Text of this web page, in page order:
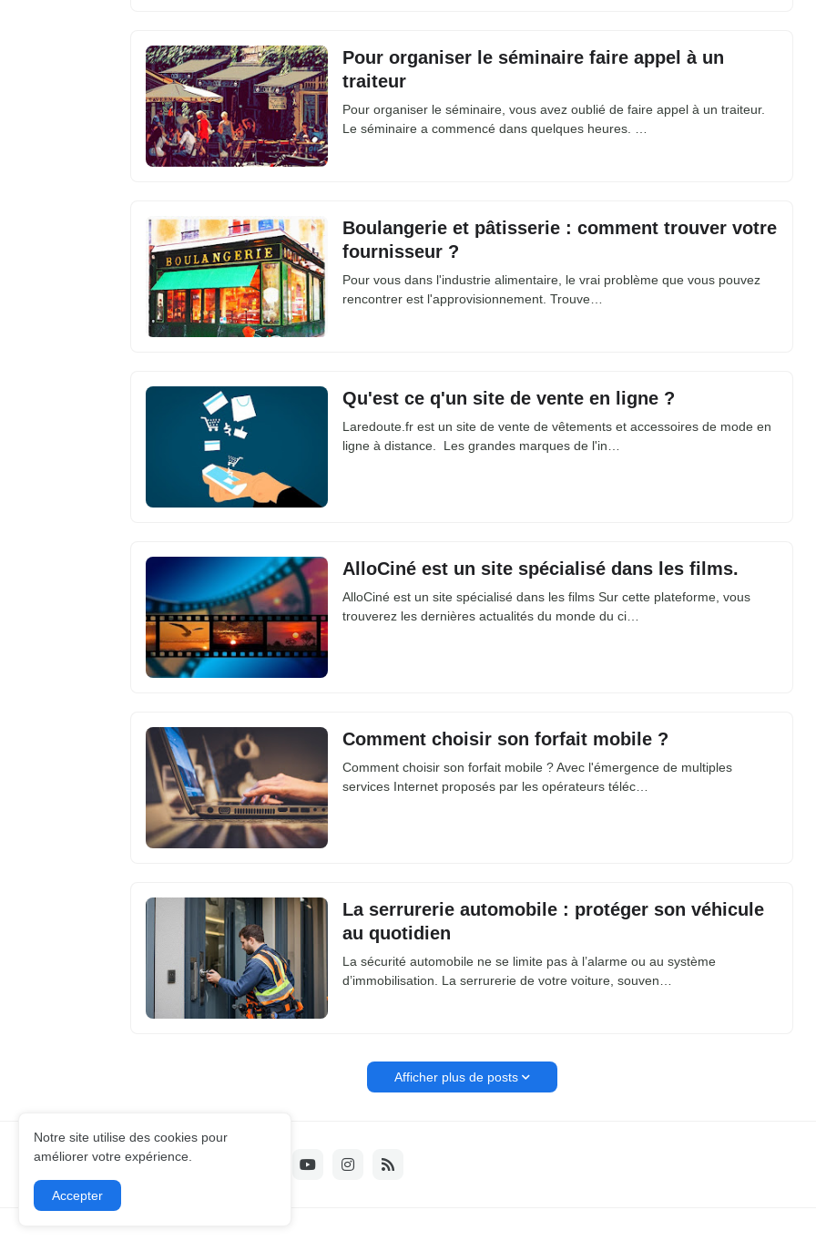
Pour organiser le séminaire faire appel à un
traiteur
Pour organiser le séminaire, vous avez oublié de faire appel à un traiteur.
Le séminaire a commencé dans quelques heures. …
Boulangerie et pâtisserie : comment trouver votre
fournisseur ?
Pour vous dans l'industrie alimentaire, le vrai problème que vous pouvez
rencontrer est l'approvisionnement. Trouve…
Qu'est ce q'un site de vente en ligne ?
Laredoute.fr est un site de vente de vêtements et accessoires de mode en
ligne à distance. Les grandes marques de l'in…
AlloCiné est un site spécialisé dans les films.
AlloCiné est un site spécialisé dans les films Sur cette plateforme, vous
trouverez les dernières actualités du monde du ci…
Comment choisir son forfait mobile ?
Comment choisir son forfait mobile ? Avec l'émergence de multiples
services Internet proposés par les opérateurs téléc…
La serrurerie automobile : protéger son véhicule
au quotidien
La sécurité automobile ne se limite pas à l’alarme ou au système
d’immobilisation. La serrurerie de votre voiture, souven…
Afficher plus de posts
Notre site utilise des cookies pour
améliorer votre expérience.
Accepter